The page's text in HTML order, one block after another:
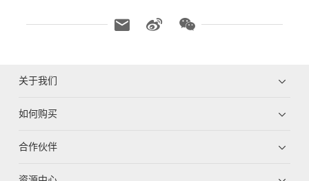
关于我们
如何购买
合作伙伴